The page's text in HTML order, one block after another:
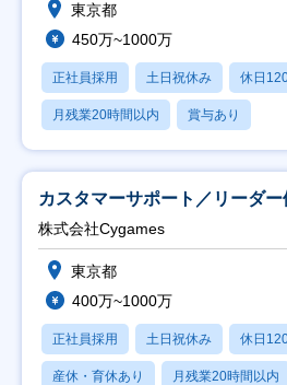
東京都
450万~1000万
正社員採用 土日祝休み 休日
月残業20時間以内 賞与あり
カスタマーサポート／リーダ
株式会社Cygames
東京都
400万~1000万
正社員採用 土日祝休み 休日
産休・育休あり 月残業20時間以内